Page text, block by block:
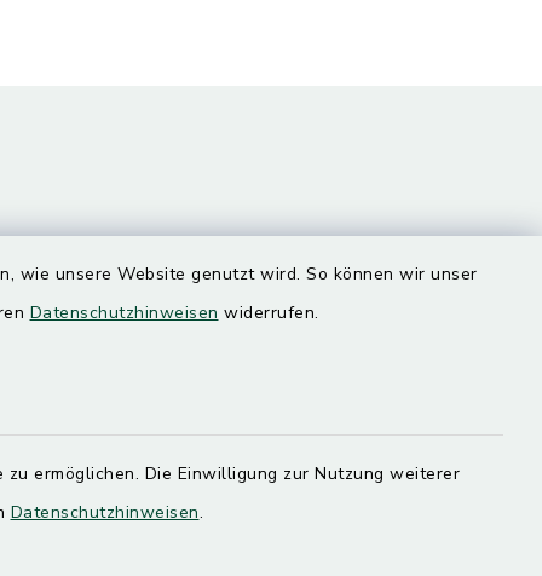
wie unsere Website genutzt wird. So können wir unser
Datenschutzhinweisen widerrufen.
ermöglichen. Die Einwilligung zur Nutzung weiterer
Datenschutzhinweisen.
Quicklinks
SoNNe e. V.